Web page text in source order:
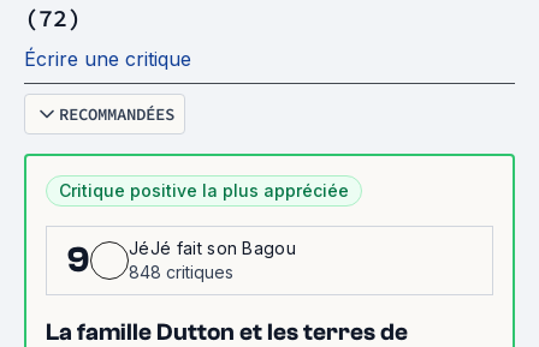
(72)
Écrire une critique
RECOMMANDÉES
Critique positive la plus appréciée
9
JéJé fait son Bagou
848 critiques
La famille Dutton et les terres de